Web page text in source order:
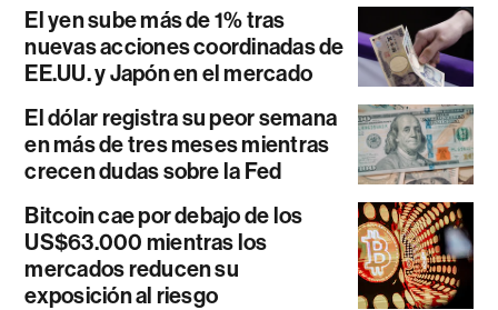
El yen sube más de 1% tras
nuevas acciones coordinadas de
EE.UU. y Japón en el mercado
El dólar registra su peor semana
en más de tres meses mientras
crecen dudas sobre la Fed
Bitcoin cae por debajo de los
US$63.000 mientras los
mercados reducen su
exposición al riesgo